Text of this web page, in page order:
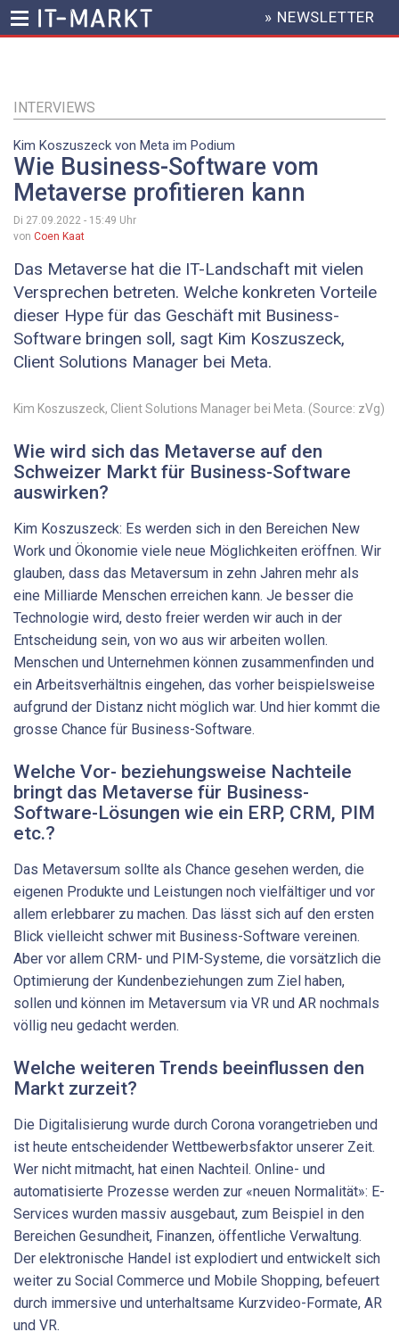
Inhalt
HEADER
MENU
» NEWSLETTER
INTERVIEWS
Kim Koszuszeck von Meta im Podium
Wie Business-Software vom
Metaverse profitieren kann
Di 27.09.2022 - 15:49 Uhr
von Coen Kaat
Das Metaverse hat die IT-Landschaft mit vielen
Versprechen betreten. Welche konkreten Vorteile
dieser Hype für das Geschäft mit Business-
Software bringen soll, sagt Kim Koszuszeck,
Client Solutions Manager bei Meta.
Kim Koszuszeck, Client Solutions Manager bei Meta. (Source: zVg)
Wie wird sich das Metaverse auf den
Schweizer Markt für ­Business-Software
auswirken?
Kim Koszuszeck: Es werden sich in den Bereichen New
Work und Ökonomie viele neue Möglichkeiten eröffnen. Wir
glauben, dass das Metaversum in zehn Jahren mehr als
eine Milliarde Menschen erreichen kann. Je besser die
Technologie wird, desto freier werden wir auch in der
Entscheidung sein, von wo aus wir arbeiten wollen.
Menschen und Unternehmen können zusammenfinden und
ein Arbeitsverhältnis eingehen, das vorher beispielsweise
aufgrund der Distanz nicht möglich war. Und hier kommt die
grosse Chance für Business-Software.
Welche Vor- beziehungsweise Nachteile
bringt das Metaverse für Business-
Software-Lösungen wie ein ERP, CRM, PIM
etc.?
Das Metaversum sollte als Chance gesehen werden, die
eigenen Produkte und Leistungen noch vielfältiger und vor
allem erlebbarer zu machen. Das lässt sich auf den ersten
Blick vielleicht schwer mit Business-Software vereinen.
Aber vor allem CRM- und PIM-Systeme, die vorsätzlich die
Optimierung der Kundenbeziehungen zum Ziel haben,
sollen und können im Metaversum via VR und AR nochmals
völlig neu gedacht werden.
Welche weiteren Trends beeinflussen den
Markt zurzeit?
Die Digitalisierung wurde durch Corona vorangetrieben und
ist heute entscheidender Wettbewerbsfaktor unserer Zeit.
Wer nicht mitmacht, hat einen Nachteil. Online- und
automatisierte Prozesse werden zur «neuen Normalität»: E-
Services wurden massiv ausgebaut, zum Beispiel in den
Bereichen Gesundheit, Finanzen, öffentliche Verwaltung.
Der elektronische Handel ist explodiert und entwickelt sich
weiter zu Social Commerce und Mobile Shopping, befeuert
durch immersive und unterhaltsame Kurzvideo-Formate, AR
und VR.